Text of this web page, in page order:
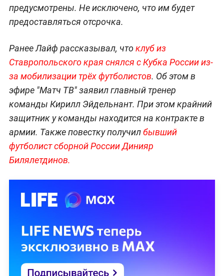
предусмотрены. Не исключено, что им будет
предоставляться отсрочка.
Ранее Лайф рассказывал, чтоклуб из
Ставропольского края снялся с Кубка России из-
за мобилизации трёх футболистов. Об этом в
эфире "Матч ТВ" заявил главный тренер
команды Кирилл Эйдельнант. При этом крайний
защитник у команды находится на контракте в
армии. Также повестку получилбывший
футболист сборной России Динияр
Билялетдинов.